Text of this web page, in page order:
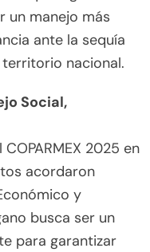
un manejo más
ante la sequía
nacional.
Social,
2025 en
acordaron
y
busca ser un
para garantizar